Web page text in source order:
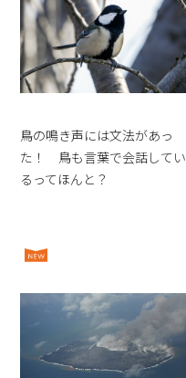
鳥の鳴き声には文法があっ
た！ 鳥も言葉で会話してい
るってほんと？